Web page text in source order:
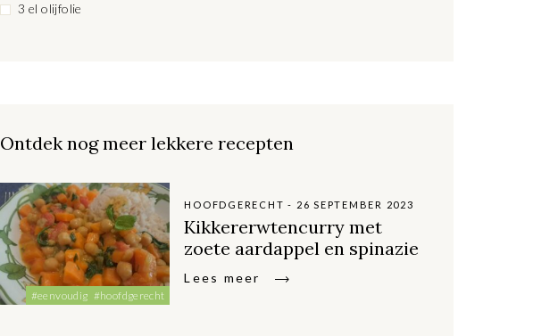
3 el olijfolie
Ontdek nog meer lekkere recepten
#eenvoudig #hoofdgerecht
HOOFDGERECHT - 26 SEPTEMBER 2023
Kikkererwtencurry met
zoete aardappel en spinazie
Lees meer